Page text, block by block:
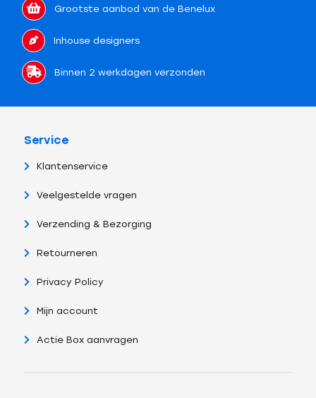
Grootste aanbod van de Benelux
Inhouse designers
Binnen 2 werkdagen verzonden
Service
Klantenservice
Veelgestelde vragen
Verzending & Bezorging
Retourneren
Privacy Policy
Mijn account
Actie Box aanvragen